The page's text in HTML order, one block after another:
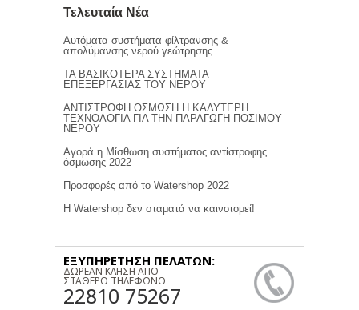
Τελευταία Νέα
Αυτόματα συστήματα φίλτρανσης &
απολύμανσης νερού γεώτρησης
ΤΑ ΒΑΣΙΚΟΤΕΡΑ ΣΥΣΤΗΜΑΤΑ
ΕΠΕΞΕΡΓΑΣΙΑΣ ΤΟΥ ΝΕΡΟΥ
ΑΝΤΙΣΤΡΟΦΗ ΟΣΜΩΣΗ Η ΚΑΛΥΤΕΡΗ
ΤΕΧΝΟΛΟΓΙΑ ΓΙΑ ΤΗΝ ΠΑΡΑΓΩΓΗ ΠΟΣΙΜΟΥ
ΝΕΡΟΥ
Αγορά η Μίσθωση συστήματος αντίστροφης
όσμωσης 2022
Προσφορές από το Watershop 2022
Η Watershop δεν σταματά να καινοτομεί!
ΕΞΥΠΗΡΕΤΗΣΗ ΠΕΛΑΤΩΝ:
ΔΩΡΕΑΝ ΚΛΗΣΗ ΑΠΟ
ΣΤΑΘΕΡΟ ΤΗΛΕΦΩΝΟ
22810 75267